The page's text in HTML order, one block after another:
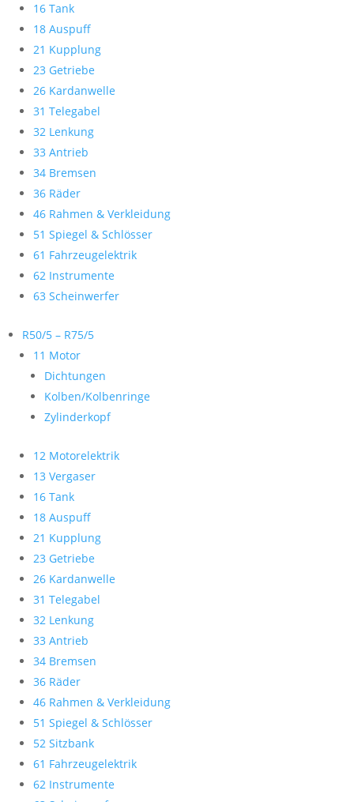
16 Tank
18 Auspuff
21 Kupplung
23 Getriebe
26 Kardanwelle
31 Telegabel
32 Lenkung
33 Antrieb
34 Bremsen
36 Räder
46 Rahmen & Verkleidung
51 Spiegel & Schlösser
61 Fahrzeugelektrik
62 Instrumente
63 Scheinwerfer
R50/5 – R75/5
11 Motor
Dichtungen
Kolben/Kolbenringe
Zylinderkopf
12 Motorelektrik
13 Vergaser
16 Tank
18 Auspuff
21 Kupplung
23 Getriebe
26 Kardanwelle
31 Telegabel
32 Lenkung
33 Antrieb
34 Bremsen
36 Räder
46 Rahmen & Verkleidung
51 Spiegel & Schlösser
52 Sitzbank
61 Fahrzeugelektrik
62 Instrumente